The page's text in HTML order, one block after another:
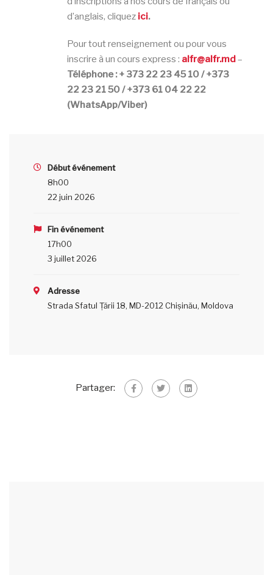
d’anglais, cliquez ici.
Pour tout renseignement ou pour vous
inscrire à un cours express : alfr@alfr.md–
Téléphone : + 373 22 23 45 10 / +373
22 23 21 50 / +373 61 04 22 22
(WhatsApp/Viber)
Début événement
8h00
22 juin 2026
Fin événement
17h00
3 juillet 2026
Adresse
Strada Sfatul Țării 18, MD-2012 Chișinău, Moldova
Partager: